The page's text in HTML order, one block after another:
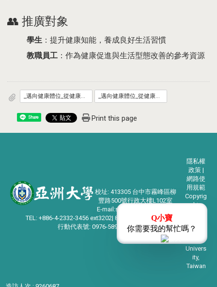
👥 推廣對象
學生 ：提升健康知能，養成良好生活習慣
教職員工 ：作為健康促進與生活型態改善的參考資源
_邁向健康體位_從健康生活型態做起_懶人包.pdf _邁向健康體位_從健康生活型態做起_專家圖解.pdf
Share Print this page
校址: 413305 台中市霧峰區柳
豐路500號行政大樓L102室
E-mail:student@asia.edu.tw
TEL: +886-4-2332-3456 ext3202| 886-4-2332-1028
行動代表號: 0976-589009
隱私權
政策 |
網路使
用規範
Copyrig
ht
學
Asia
Univers
ity,
Taiwan
Q小寶
你需要我的幫忙嗎？